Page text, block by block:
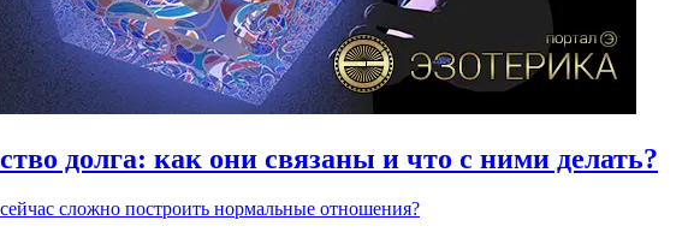
долга: как они связаны и что с ними делать?